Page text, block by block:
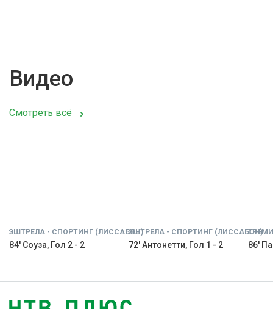
Видео
Смотреть всё
ЭШТРЕЛА - СПОРТИНГ (ЛИССАБОН)
84' Соуза, Гол 2 - 2
ЭШТРЕЛА - СПОРТИНГ (ЛИССАБОН)
72' Антонетти, Гол 1 - 2 86'